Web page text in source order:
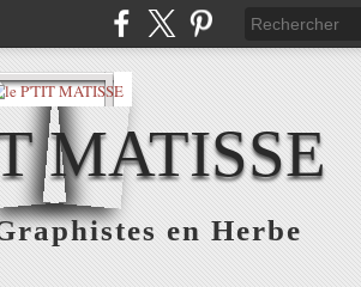
MATISSE
en Herbe